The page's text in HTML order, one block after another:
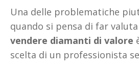
Una delle problematiche
quando si pensa di far
vendere diamanti di valore
scelta di un professionista